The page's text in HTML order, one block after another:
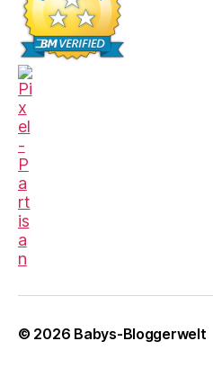
© 2026 Babys-Bloggerwelt